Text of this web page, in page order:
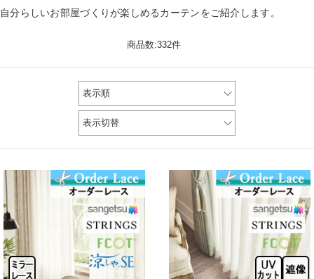
自分らしいお部屋づくりが楽しめるカーテンをご紹介します。
商品数:332件
表示順
表示切替